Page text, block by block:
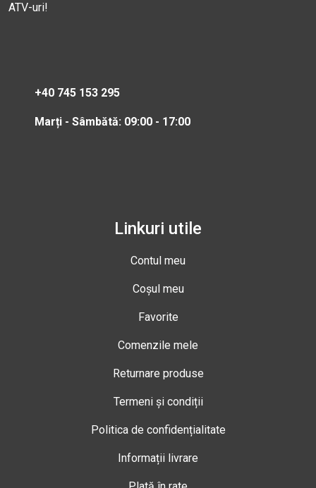
ATV-uri!
+40 745 153 295
Marți - Sâmbătă: 09:00 - 17:00
Linkuri utile
Contul meu
Coșul meu
Favorite
Comenzile mele
Returnare produse
Termeni și condiții
Politica de confidențialitate
Informații livrare